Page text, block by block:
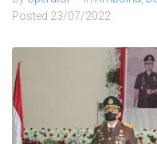
Posted 23/07/2022